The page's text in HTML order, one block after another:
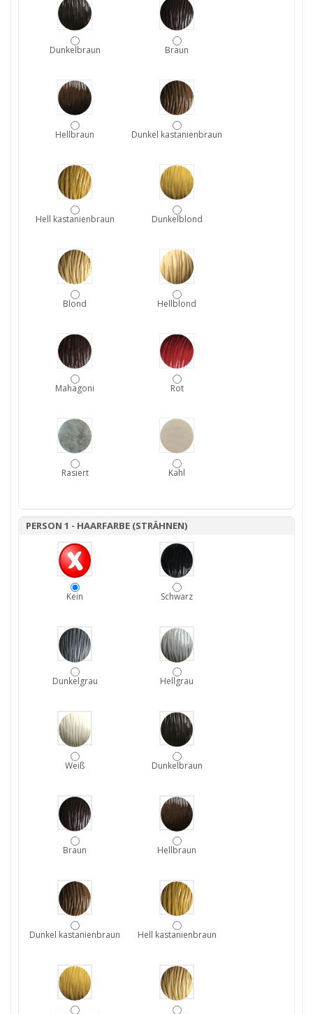
Dunkelbraun Braun
Hellbraun Dunkel kastanienbraun
Hell kastanienbraun Dunkelblond
Blond Hellblond
Mahagoni Rot
Rasiert Kahl
PERSON 1 - HAARFARBE (STRÄHNEN)
Kein Schwarz
Dunkelgrau Hellgrau
Weiß Dunkelbraun
Braun Hellbraun
Dunkel kastanienbraun Hell kastanienbraun